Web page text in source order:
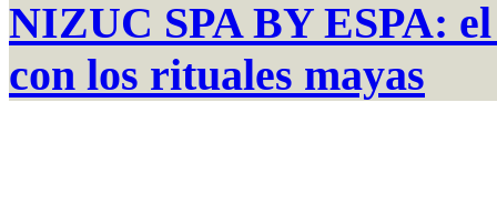
NIZUC SPA BY ESPA:
con los rituales mayas